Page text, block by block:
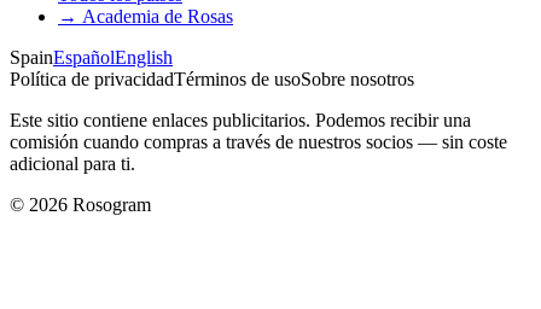
→ Academia de Rosas
SpainEspañolEnglish
Política de privacidadTérminos de usoSobre nosotros
Este sitio contiene enlaces publicitarios. Podemos recibir una
comisión cuando compras a través de nuestros socios — sin coste
adicional para ti.
© 2026 Rosogram